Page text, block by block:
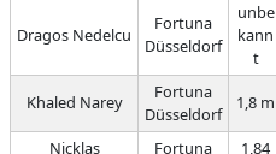
Dragos Nedelcu
Fortuna
Düsseldorf
unbe
kann
t
Khaled Narey
Fortuna
Düsseldorf
1,8 m
Nicklas
Fortuna
1,84